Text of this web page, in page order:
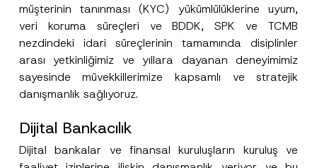
müşterinin tanınması (KYC) yükümlülüklerine uyum,
veri koruma süreçleri ve BDDK, SPK ve TCMB
nezdindeki idari süreçlerinin tamamında disiplinler
arası yetkinliğimiz ve yıllara dayanan deneyimimiz
sayesinde müvekkillerimize kapsamlı ve stratejik
danışmanlık sağlıyoruz.
Dijital Bankacılık
Dijital bankalar ve finansal kuruluşların kuruluş ve
P
v
c
o
Bu iletişim formu aracılığıyla sağlanan kişisel
verilerle ilgili
aydınlatma metni ni okudum ve
anladım.
A
p
o
v
e
Bu iletişim formunu göndererek,aydınlatma
metninde açıklanan şekilde kişisel verilerimin